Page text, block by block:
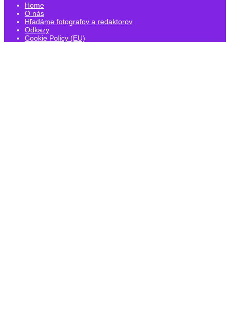
Home
O nás
Hľadáme fotografov a redaktorov
Odkazy
Cookie Policy (EU)